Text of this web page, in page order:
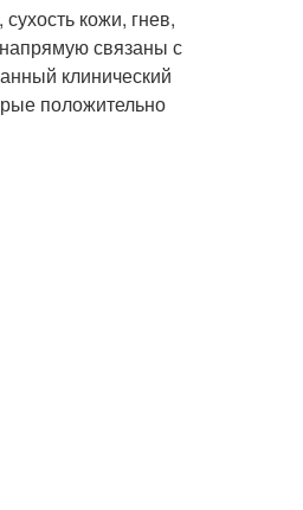
кожи, гнев,
связаны с
клинический
положительно